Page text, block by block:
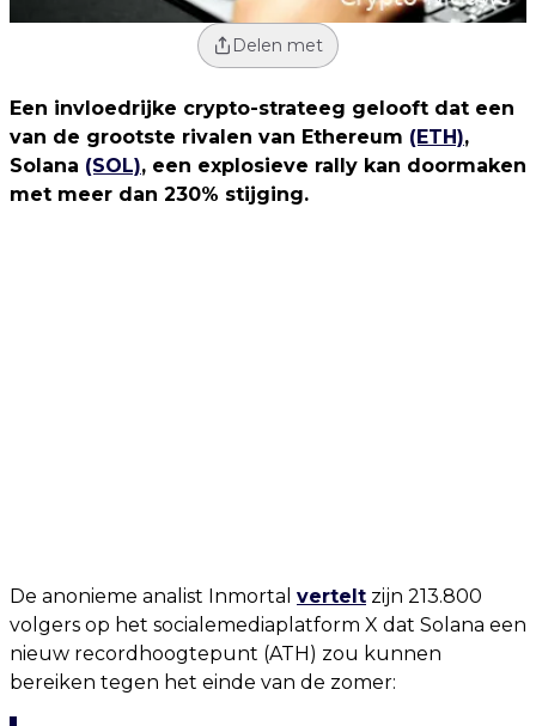
Delen met
Een invloedrijke crypto-strateeg gelooft dat een
van de grootste rivalen van Ethereum (ETH),
Solana (SOL), een explosieve rally kan doormaken
met meer dan 230% stijging.
De anonieme analist Inmortal vertelt zijn 213.800
volgers op het socialemediaplatform X dat Solana een
nieuw recordhoogtepunt (ATH) zou kunnen
bereiken tegen het einde van de zomer: